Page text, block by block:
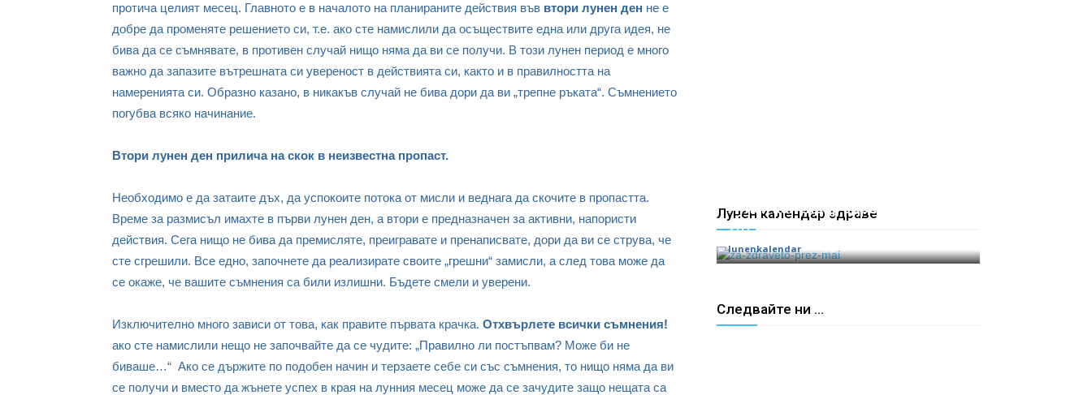
протича целият месец. Главното е в началото на планираните действия във втори лунен ден не е
добре да променяте решението си, т.е. ако сте намислили да осъществите една или друга идея, не
бива да се съмнявате, в противен случай нищо няма да ви се получи. В този лунен период е много
важно да запазите вътрешната си увереност в действията си, както и в правилността на
намеренията си. Образно казано, в никакъв случай не бива дори да ви „трепне ръката“. Съмнението
погубва всяко начинание.
Втори лунен ден прилича на скок в неизвестна пропаст.
Необходимо е да затаите дъх, да успокоите потока от мисли и веднага да скочите в пропастта.
Време за размисъл имахте в първи лунен ден, а втори е предназначен за активни, напористи
действия. Сега нищо не бива да премисляте, преигравате и пренаписвате, дори да ви се струва, че
сте сгрешили. Все едно, започнете да реализирате своите „грешни“ замисли, а след това може да
се окаже, че вашите съмнения са били излишни. Бъдете смели и уверени.
Изключително много зависи от това, как правите първата крачка. Отхвърлете всички съмнения!
ако сте намислили нещо не започвайте да се чудите: „Правилно ли постъпвам? Може би не
биваше…“ Ако се държите по подобен начин и терзаете себе си със съмнения, то нищо няма да ви
се получи и вместо да жънете успех в края на лунния месец може да се зачудите защо нещата са
Лунен календар здраве
Лунен календар здраве през Май
2017
lunenkalendar 0
Следвайте ни ...